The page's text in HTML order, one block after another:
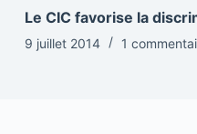
Le CIC favorise la
9 juillet 2014 1